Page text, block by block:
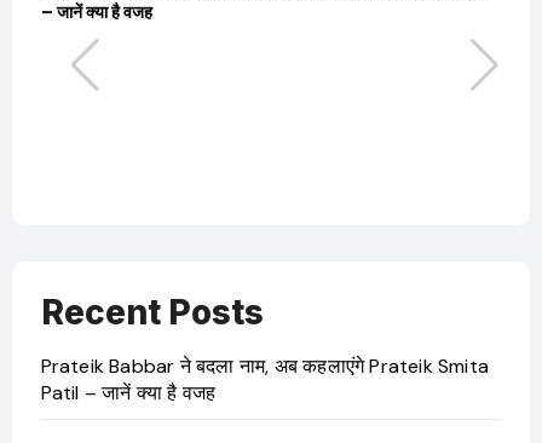
– जानें क्या है वजह
Recent Posts
Prateik Babbar ने बदला नाम, अब कहलाएंगे Prateik Smita
Patil – जानें क्या है वजह